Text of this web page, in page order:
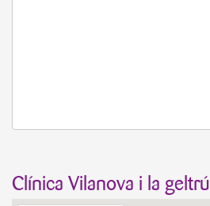
Clínica Vilanova i la geltrú